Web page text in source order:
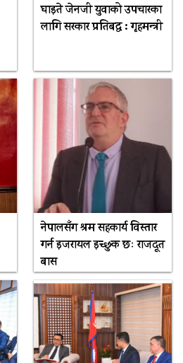
घाइते जेनजी युवाको उपचारका
लागि सरकार प्रतिबद्ध : गृहमन्त्री
नेपालसँग श्रम सहकार्य विस्तार
गर्न इजरायल इच्छुक छः राजदूत
बास